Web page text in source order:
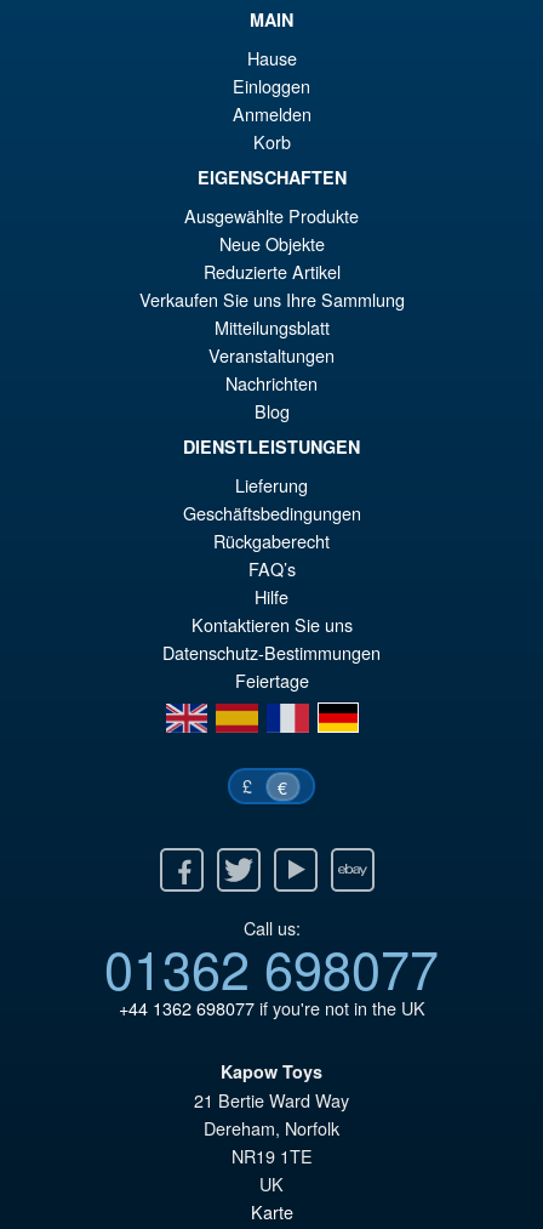
Bardock the Father of Goku
Action Figure
VORBESTELLUNGEN
S.H.Figuarts One Piece Nico
Robin (Enies Lobby) Action
Figure
VORBESTELLUNGEN
MAIN
Hause
Einloggen
Anmelden
Korb
EIGENSCHAFTEN
Ausgewählte Produkte
Neue Objekte
Reduzierte Artikel
Verkaufen Sie uns Ihre Sammlung
Mitteilungsblatt
Veranstaltungen
Nachrichten
Blog
DIENSTLEISTUNGEN
Lieferung
Geschäftsbedingungen
Rückgaberecht
FAQ’s
Hilfe
Kontaktieren Sie uns
Datenschutz-Bestimmungen
Feiertage
en
es fr de
£ €
Twitter Youtube Ebay
Call us:
01362 698077
+44 1362 698077if you're not in the UK
Kapow Toys
21 Bertie Ward Way
Dereham, Norfolk
NR19 1TE
UK
Karte